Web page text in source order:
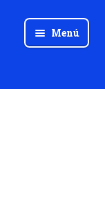
Menú